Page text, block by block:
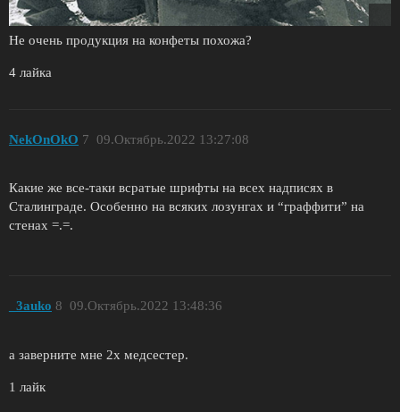
Не очень продукция на конфеты похожа?
4 лайка
NekOnOkO 09.Октябрь.2022 13:27:08
7
Какие же все-таки всратые шрифты на всех надписях в
Сталинграде. Особенно на всяких лозунгах и “граффити” на
стенах =.=.
_3auko 09.Октябрь.2022 13:48:36
8
а заверните мне 2х медсестер.
1 лайк